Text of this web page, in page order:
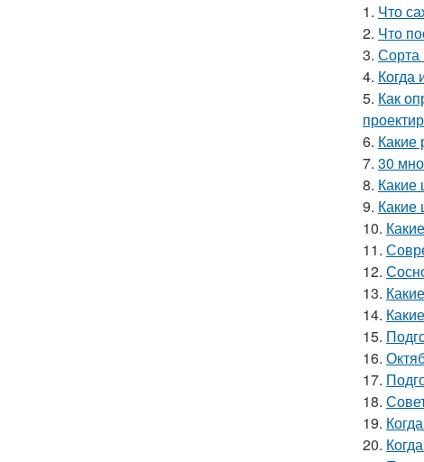
1. Что
2. Что
3. Сорта
4. Когда
5. Как
6. Какие
7. 30
8. Какие
9. Какие
10.
11.
12.
13.
14.
15.
16.
17.
18.
19.
20.